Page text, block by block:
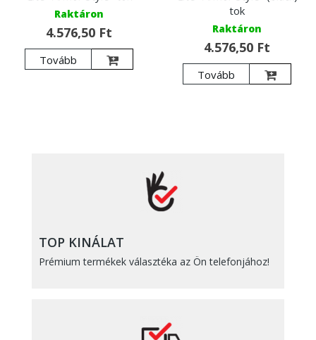
Raktáron
4.576,50 Ft
Tovább
tok
Raktáron
4.576,50 Ft
Tovább
TOP KINÁLAT
Prémium termékek választéka az Ön telefonjához!